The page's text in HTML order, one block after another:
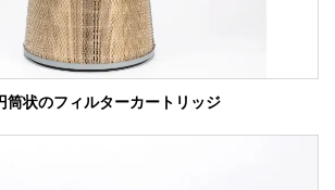
筒状のフィルターカートリッジ